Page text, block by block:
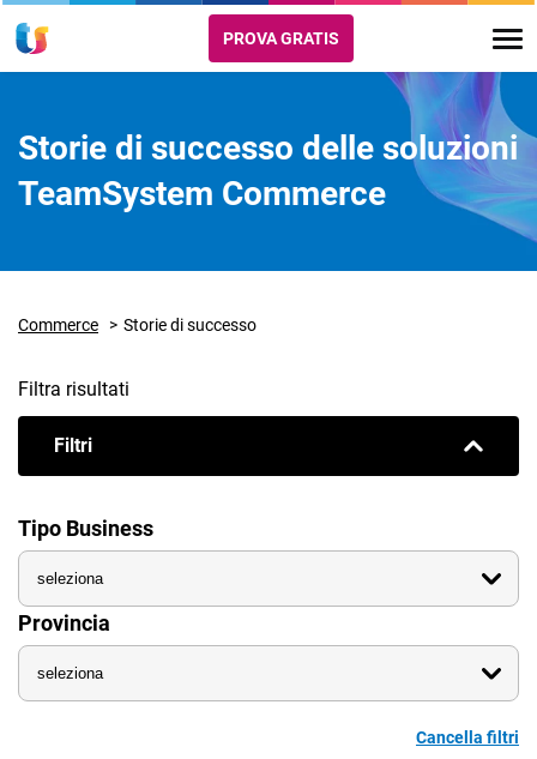
PROVA GRATIS
Storie di successo delle soluzioni
TeamSystem Commerce
Commerce Storie di successo
Filtra risultati
Filtri
Tipo Business
Provincia
Cancella filtri